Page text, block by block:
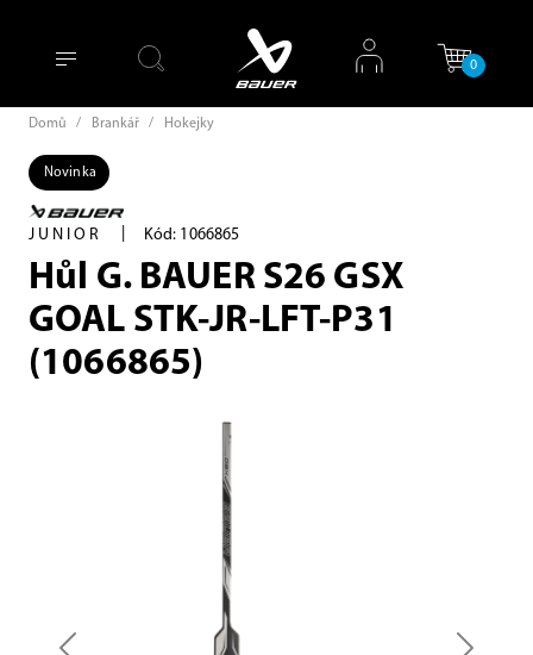
0
Domů / Brankář / Hokejky
Novinka
JUNIOR Kód: 1066865
Hůl G. BAUER S26 GSX
GOAL STK-JR-LFT-P31
(1066865)